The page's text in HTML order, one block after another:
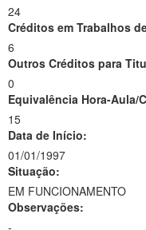
24
Créditos em Trabalhos
6
Outros Créditos para
0
Equivalência Hora-Aula/
15
Data de Início:
01/01/1997
Situação:
EM FUNCIONAMENTO
Observações:
-